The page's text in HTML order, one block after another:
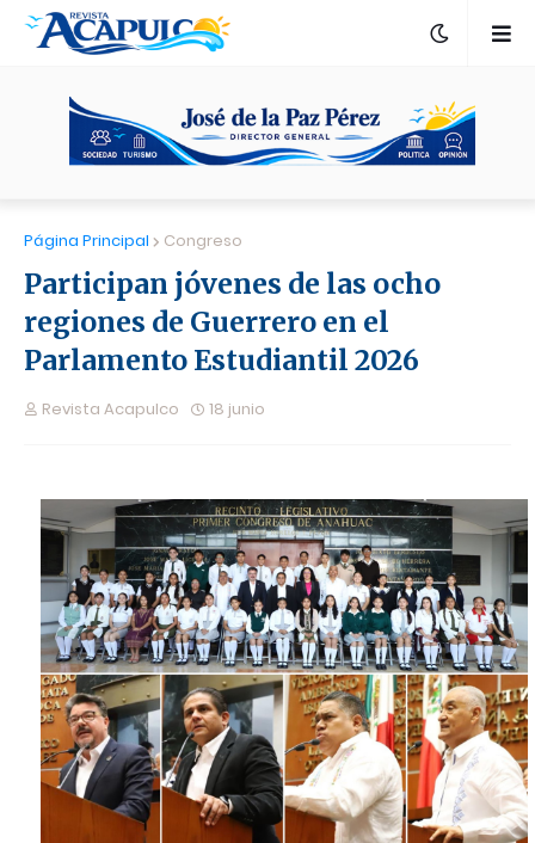
Página Principal Congreso
Participan jóvenes de las ocho
regiones de Guerrero en el
Parlamento Estudiantil 2026
Revista Acapulco 18 junio